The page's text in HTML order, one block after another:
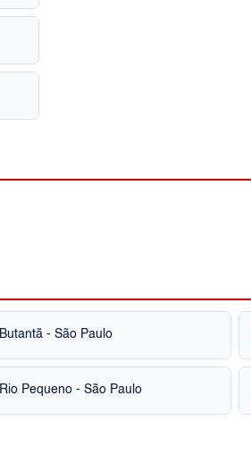
Butantã - São Paulo
Rio Pequeno - São Paulo